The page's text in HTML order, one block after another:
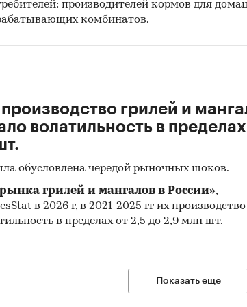
отрасли и получить
Базы данных
(Росстат).
Материалы
Печатные и
издания,
Ресурсы сети
Экспертные опросы.
Материалы
Результаты
агентств.
производителей кормов для
комбинатов.
грилей и
волатильность в
обусловлена чередой рыночных шоков.
грилей и мангалов в России»,
в 2026 г, в 2021-2025 гг их производство
в пределах от 2,5 до 2,9 млн шт.
Показать еще